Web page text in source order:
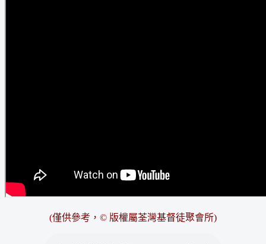
(僅供參考，© 版權屬荃灣基督徒聚會所)